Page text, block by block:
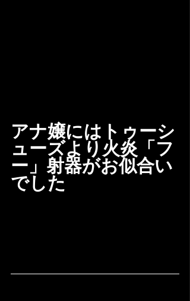
アナ嬢にはトゥーシ
ューズより火炎「フ
ー」射器がお似合い
でした